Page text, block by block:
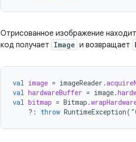
Отрисованное изображение
код получает Image и возвращает
val image = imageReader .
val hardwareBuffer = image.
val bitmap = Bitmap .
?:
throw RuntimeException(